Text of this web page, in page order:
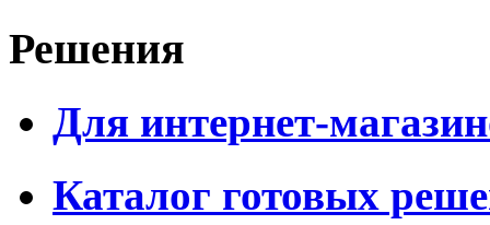
Решения
Для интернет-
Каталог готовых